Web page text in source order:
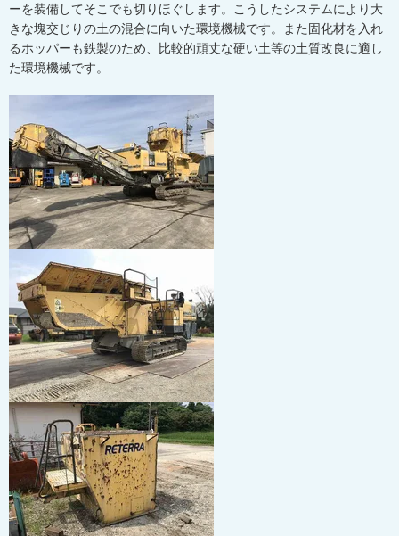
ーを装備してそこでも切りほぐします。こうしたシステムにより大
きな塊交じりの土の混合に向いた環境機械です。また固化材を入れ
るホッパーも鉄製のため、比較的頑丈な硬い土等の土質改良に適し
た環境機械です。